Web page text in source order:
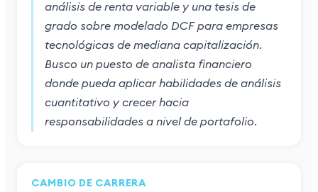
análisis de renta variable y una tesis de
grado sobre modelado DCF para empresas
tecnológicas de mediana capitalización.
Busco un puesto de analista financiero
donde pueda aplicar habilidades de análisis
cuantitativo y crecer hacia
responsabilidades a nivel de portafolio.
CAMBIO DE CARRERA